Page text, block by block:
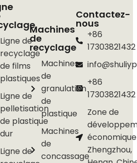
Ligne de
recyclage
de films
plastiques
Ligne de
pelletisation
de plastique
dur
Ligne de
Machines
de
recyclage
Machines
de
granulation
de
plastique
Machines
de
concassage
Contactez-
nous
+86
17303821432
+86
17303821432
Zone de
Zhengzhou,